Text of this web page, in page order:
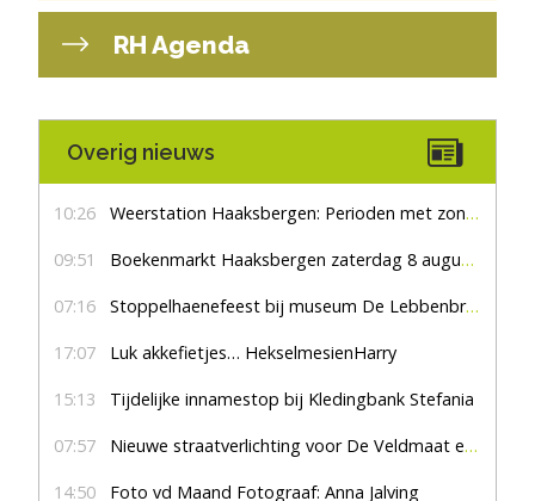
RH Agenda
Overig nieuws
10:26 Weerstation Haaksbergen: Perioden met zon en droog
09:51 Boekenmarkt Haaksbergen zaterdag 8 augustus, marktplein Haaksbergen
07:16 Stoppelhaenefeest bij museum De Lebbenbrugge
17:07 Luk akkefietjes… HekselmesienHarry
15:13 Tijdelijke innamestop bij Kledingbank Stefania
07:57 Nieuwe straatverlichting voor De Veldmaat en De Pas
14:50 Foto vd Maand Fotograaf: Anna Jalving